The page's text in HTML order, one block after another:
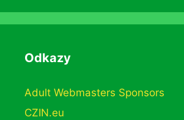
Odkazy
Adult Webmasters Sponsors
CZIN.eu